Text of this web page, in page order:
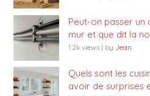
Peut-on passer un
mur et que dit la
1.2k views | by Jean
Quels sont les
avoir de surprises